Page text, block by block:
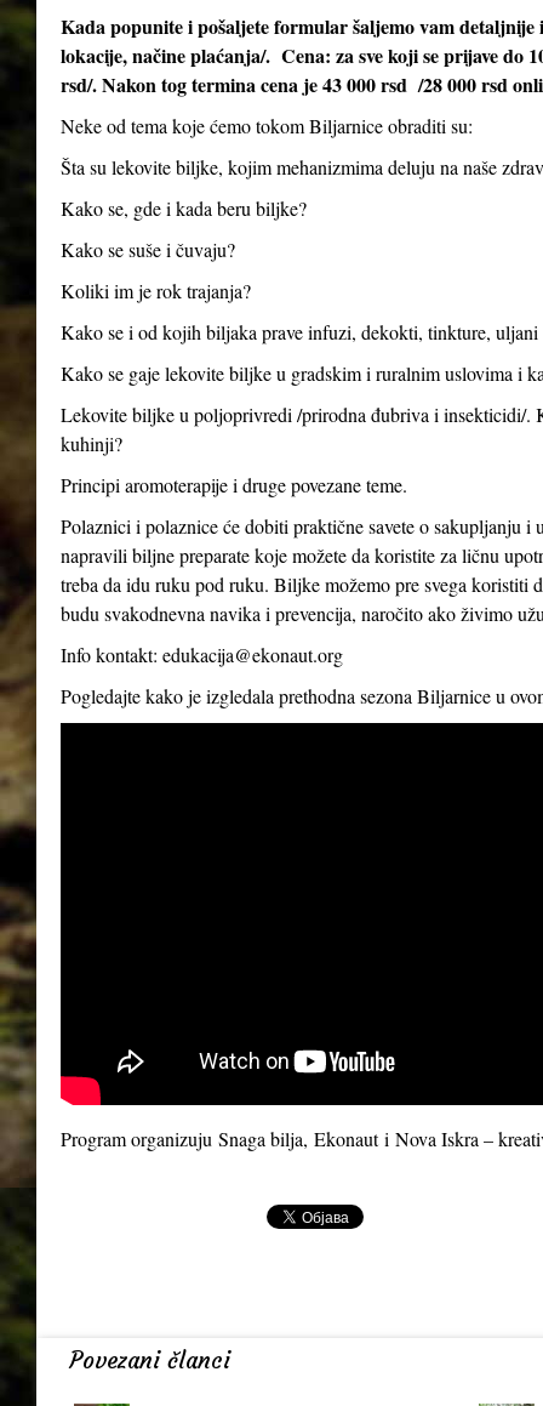
Kada popunite i pošaljete formular šaljemo vam
lokacije, načine plaćanja/. Cena: za sve koji se prijave do
rsd/. Nakon tog termina cena je 43 000 rsd /28 000 rsd
Neke od tema koje ćemo tokom Biljarnice obraditi su:
Šta su lekovite biljke, kojim mehanizmima deluju na naše
Kako se, gde i kada beru biljke?
Kako se suše i čuvaju?
Koliki im je rok trajanja?
Kako se i od kojih biljaka prave infuzi, dekokti, tinkture, uljani
Kako se gaje lekovite biljke u gradskim i ruralnim uslovima i
Lekovite biljke u poljoprivredi /prirodna đubriva i insekticidi/.
kuhinji?
Principi aromoterapije i druge povezane teme.
Polaznici i polaznice će dobiti praktične savete o sakupljanju
napravili biljne preparate koje možete da koristite za ličnu
treba da idu ruku pod ruku. Biljke možemo pre svega koristiti
budu svakodnevna navika i prevencija, naročito ako živimo
Info kontakt: edukacija@ekonaut.org
Pogledajte kako je izgledala prethodna sezona Biljarnice u
Program organizuju Snaga bilja, Ekonauti Nova Iskra –
Povezani članci